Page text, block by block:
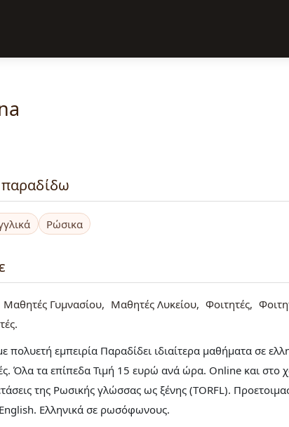
Ρώσικα
Μαθητές Γυμνασίου Μαθητές Λυκείου Φοιτητές
πολυετή εμπειρία Παραδίδει ιδιαίτερα μαθήματα σε
Όλα τα επίπεδα Τιμή 15 ευρώ ανά ώρα. Online και
της Ρωσικής γλώσσας ως ξένης (TORFL).
Ελληνικά σε ρωσόφωνους.